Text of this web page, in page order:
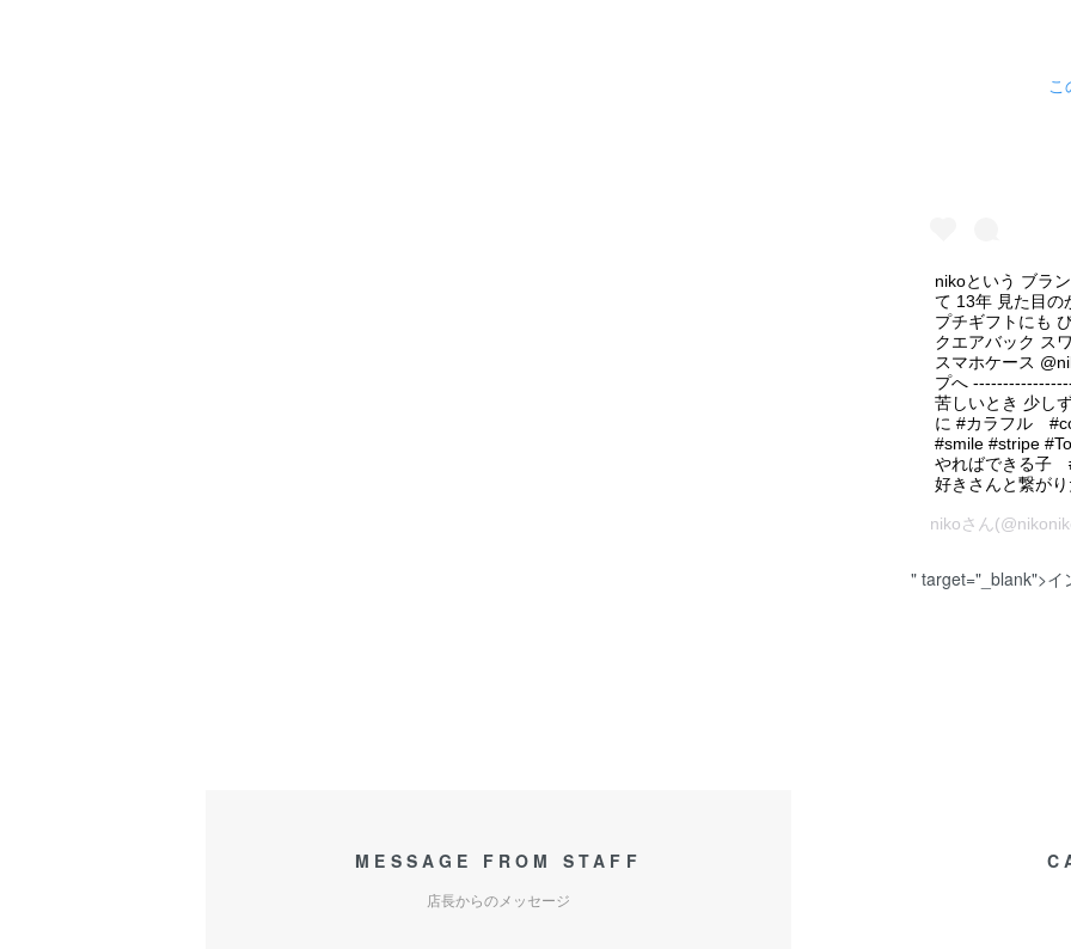
こ
nikoという ブラ
て 13年 見た目の
プチギフトにも
クエアバック ス
スマホケース
プへ
苦しいとき 少し
に #カラフル
#smile #stripe
やればできる子
好きさんと繋が
nikoさん
" target="_blank">イ
MESSAGE FROM STAFF
店長からのメッセージ